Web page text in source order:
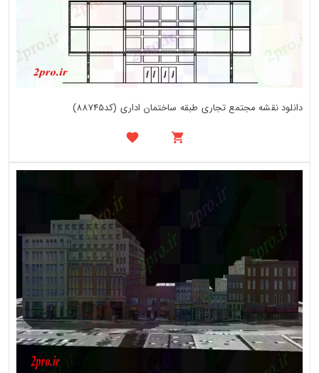
دانلود نقشه مجتمع تجاری طبقه ساختمان اداری (کد88745)